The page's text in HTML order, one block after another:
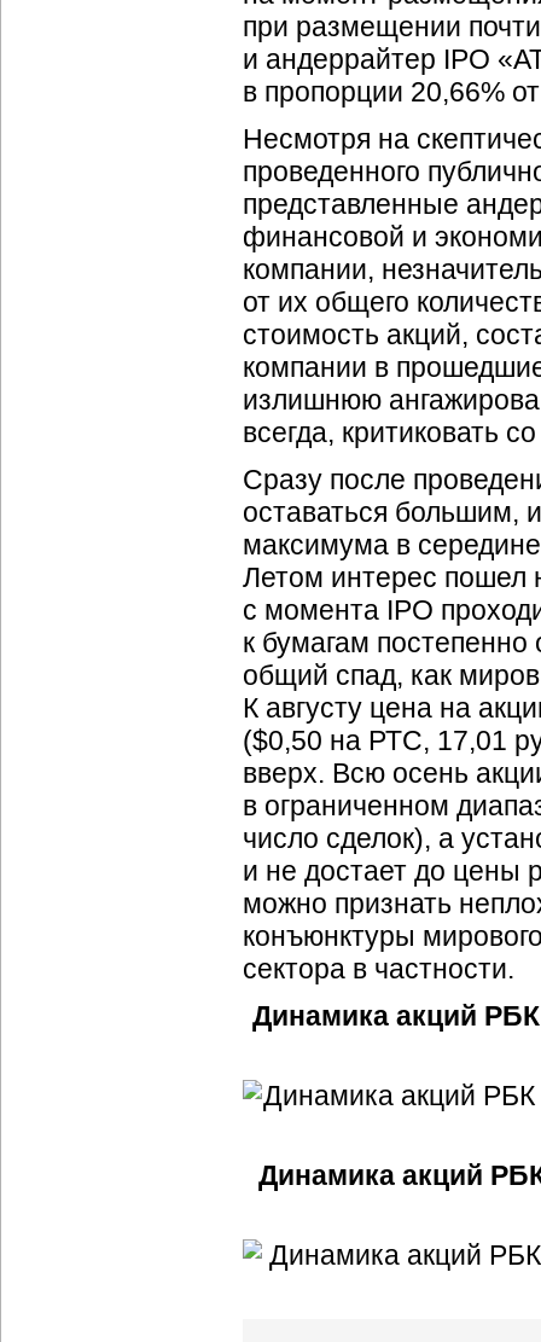
при размещении
и андеррайтер IPO
в пропорции 20,66%
Несмотря на
проведенного
представленные
финансовой и
компании,
от их общего
стоимость акций,
компании в
излишнюю
всегда, критиковать
Сразу после
оставаться большим,
максимума в
Летом интерес пошел
с момента IPO
к бумагам
общий спад, как
К августу цена на
($0,50 на РТС, 17,01
вверх. Всю осень
в ограниченном
число сделок), а
и не достает до цены
можно признать
конъюнктуры
сектора в частности.
Динамика акций
Динамика акций